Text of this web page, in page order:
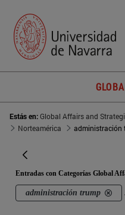
Estás en:Global Affairs and
Norteamérica
administración
Entradas con Categorías Global
administración trump